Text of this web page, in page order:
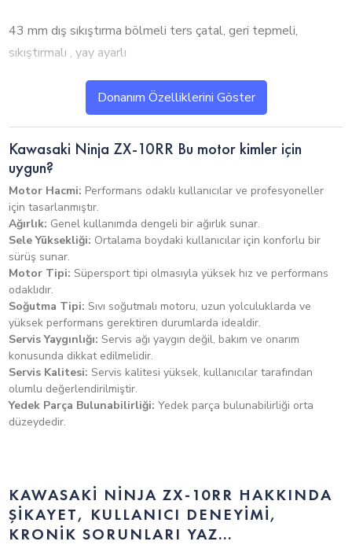
43 mm dış sıkıştırma bölmeli ters çatal, geri tepmeli,
sıkıştırmalı , yay ayarlı
Arka süspansiyon
ve sıkıştırmalı amortisör, ayarlanabilir yay
-Entegre Sürüş Modları: Spor, Cadde, Yağmur, Manuel -
Integrated Riding Modes: Sport, Road, Rain, Rider
(Manual)
-Electronic Cruise Control, -KIBS (Kawasaki Akıllı
Kilitlenmeyi Önleyici Fren Sistemi)
-KCMF (Kawasaki Viraj Kontrolü), -S-KTRC (Sport-
Kawasaki Çekiş Kontrolü)
Kawasaki Ninja ZX-10RR Kaç CC?
Donanım Özelliklerini Göster
Kawasaki Ninja ZX-10RR Bu motor kimler için
uygun?
Motor Hacmi: Performans odaklı kullanıcılar ve profesyoneller
için tasarlanmıştır.
Ağırlık: Genel kullanımda dengeli bir ağırlık sunar.
Sele Yüksekliği: Ortalama boydaki kullanıcılar için konforlu bir
sürüş sunar.
Motor Tipi: Süpersport tipi olmasıyla yüksek hız ve performans
odaklıdır.
Soğutma Tipi: Sıvı soğutmalı motoru, uzun yolculuklarda ve
yüksek performans gerektiren durumlarda idealdir.
Servis Yaygınlığı: Servis ağı yaygın değil, bakım ve onarım
konusunda dikkat edilmelidir.
Servis Kalitesi: Servis kalitesi yüksek, kullanıcılar tarafından
olumlu değerlendirilmiştir.
Yedek Parça Bulunabilirliği: Yedek parça bulunabilirliği orta
düzeydedir.
KAWASAKI NINJA ZX-10RR HAKKINDA
ŞIKAYET, KULLANICI DENEYIMI,
KRONIK SORUNLARI YAZ...